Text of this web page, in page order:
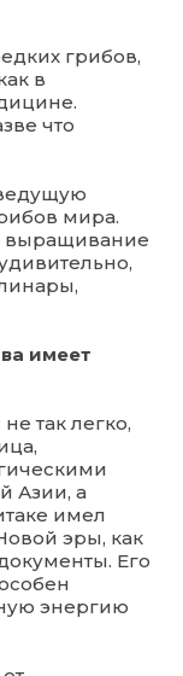
грибов,
в
что
мира.
выращивание
имеет
так легко,
Азии, а
имел
эры, как
Его
энергию